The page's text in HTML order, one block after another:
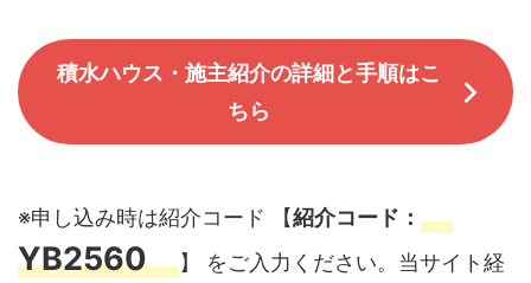
積水ハウス・施主紹介の詳細と手順はこ
ちら
※申し込み時は紹介コード 【紹介コード：
YB2560
】 をご入力ください。当サイト経